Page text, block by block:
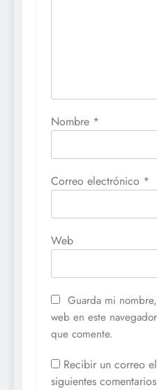
Nombre *
Correo electrónico *
Web
Guarda mi
web en este
que comente.
Recibir un correo
siguientes